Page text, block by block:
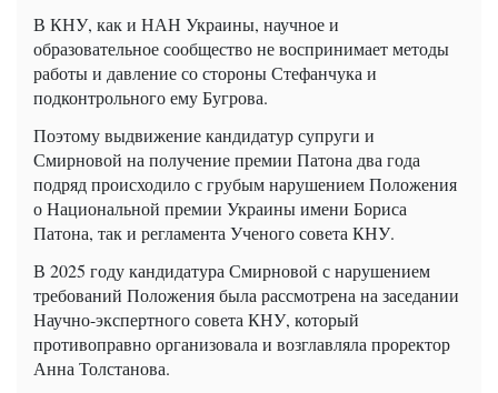
В КНУ, как и НАН Украины, научное и
образовательное сообщество не воспринимает методы
работы и давление со стороны Стефанчука и
подконтрольного ему Бугрова.
Поэтому выдвижение кандидатур супруги и
Смирновой на получение премии Патона два года
подряд происходило с грубым нарушением Положения
о Национальной премии Украины имени Бориса
Патона, так и регламента Ученого совета КНУ.
В 2025 году кандидатура Смирновой с нарушением
требований Положения была рассмотрена на заседании
Научно-экспертного совета КНУ, который
противоправно организовала и возглавляла проректор
Анна Толстанова.